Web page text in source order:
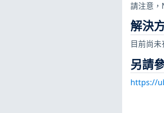
請注意，
解決
目前尚未
另請
https://